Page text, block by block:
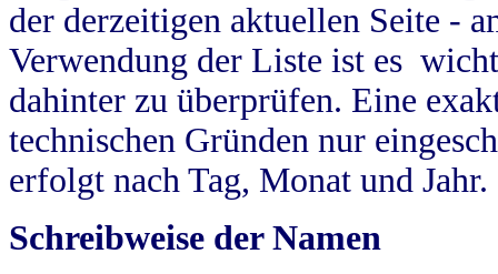
der derzeitigen aktuellen Seite -
Verwendung der Liste ist es
dahinter zu überprüfen. Eine
technischen Gründen nur
erfolgt nach Tag, Monat und Jahr.
Schreibweise der Namen